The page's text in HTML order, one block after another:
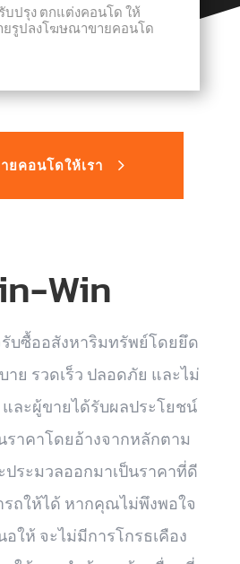
บปรุง ตกแต่งคอนโด ให้
ยรูปลงโฆษณาขายคอนโด
ยคอนโดให้เรา
Win
รับซื้ออสังหาริมทรัพย์โดยยึด
ย รวดเร็ว ปลอดภัย และไม่
ละผู้ขายได้รับผลประโยชน์
ราคาโดยอ้างจากหลักตาม
ประมวลออกมาเป็นราคาที่ดี
รถให้ได้ หากคุณไม่พึงพอใจ
อให้ จะไม่มีการโกรธเคือง